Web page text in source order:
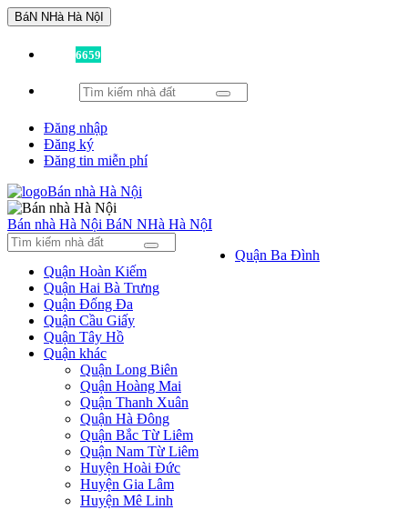
BáN NHà Hà NộI
6659
Đăng nhập
Đăng ký
Đăng tin miễn phí
Bán nhà Hà Nội BáN NHà Hà NộI
Quận Ba Đình
Quận Hoàn Kiếm
Quận Hai Bà Trưng
Quận Đống Đa
Quận Cầu Giấy
Quận Tây Hồ
Quận khác
Quận Long Biên
Quận Hoàng Mai
Quận Thanh Xuân
Quận Hà Đông
Quận Bắc Từ Liêm
Quận Nam Từ Liêm
Huyện Hoài Đức
Huyện Gia Lâm
Huyện Mê Linh